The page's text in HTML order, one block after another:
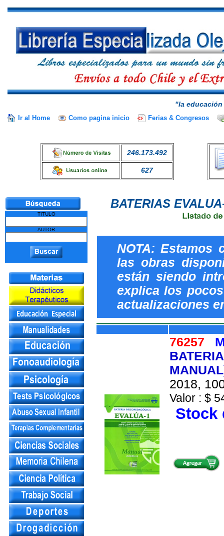
"la
Ir al Home Como pagina inicio Ferias & Congresos
246.173.492
627
TITULO
AUTOR
BATERIAS
NOTA: Estamos
las obras
están siendo
explica los
actualizaciones
76257
2018,
Valor : $
Stock